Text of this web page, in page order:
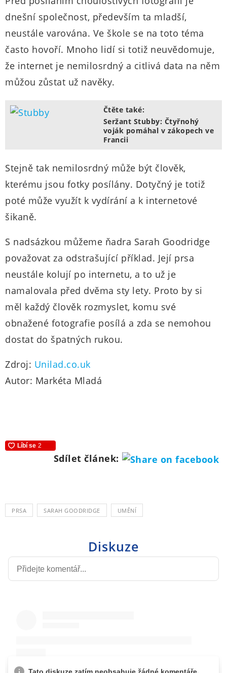
dnešní společnost, především ta mladší,
neustále varována. Ve škole se na toto téma
často hovoří. Mnoho lidí si totiž neuvědomuje,
že internet je nemilosrdný a citlivá data na něm
můžou zůstat už navěky.
Čtěte také:
Seržant Stubby: Čtyřnohý
voják pomáhal v zákopech ve
Francii
Stejně tak nemilosrdný může být člověk,
kterému jsou fotky posílány. Dotyčný je totiž
poté může využít k vydírání a k internetové
šikaně.
S nadsázkou můžeme ňadra Sarah Goodridge
považovat za odstrašující příklad. Její prsa
neustále kolují po internetu, a to už je
namalovala před dvěma sty lety. Proto by si
měl každý člověk rozmyslet, komu své
obnažené fotografie posílá a zda se nemohou
dostat do špatných rukou.
Zdroj: Unilad.co.uk
Autor: Markéta Mladá
Sdílet článek:
PRSA SARAH GOODRIDGE UMĚNÍ
Diskuze